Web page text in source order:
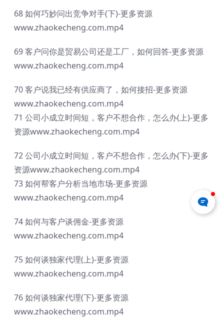
68 如何巧妙问出竞争对手(下)-更多资源
www.zhaokecheng.com.mp4
69 客户问你是贸易公司还是工厂，如何回答-更多资源
www.zhaokecheng.com.mp4
70 客户说我已经有供应商了，如何接招-更多资源
www.zhaokecheng.com.mp4
71 公司小成立时间短，客户不想合作，怎么办(上)-更多
资源www.zhaokecheng.com.mp4
72 公司小成立时间短，客户不想合作，怎么办(下)-更多
资源www.zhaokecheng.com.mp4
73 如何帮客户分析当地市场-更多资源
www.zhaokecheng.com.mp4
74 如何与客户谈佣金-更多资源
www.zhaokecheng.com.mp4
75 如何谈独家代理(上)-更多资源
www.zhaokecheng.com.mp4
76 如何谈独家代理(下)-更多资源
www.zhaokecheng.com.mp4